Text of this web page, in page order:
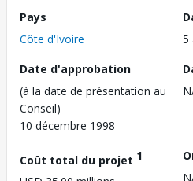
Pays
Côte d'Ivoire
5
Date d'approbation
(à la date de présentation au
Conseil)
10 décembre 1998
Coût total du projet 1